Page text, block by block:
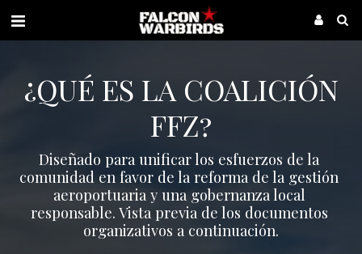
¿QUÉ ES LA COALICIÓN
FFZ?
Diseñado para unificar los esfuerzos de la
comunidad en favor de la reforma de la gestión
aeroportuaria y una gobernanza local
responsable. Vista previa de los documentos
organizativos a continuación.